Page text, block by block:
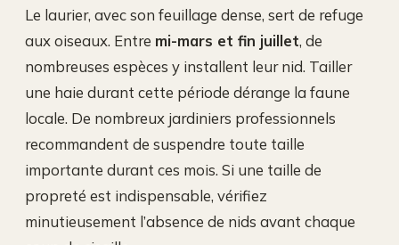
Le laurier, avec son feuillage dense, sert de refuge
aux oiseaux. Entre mi-mars et fin juillet, de
nombreuses espèces y installent leur nid. Tailler
une haie durant cette période dérange la faune
locale. De nombreux jardiniers professionnels
recommandent de suspendre toute taille
importante durant ces mois. Si une taille de
propreté est indispensable, vérifiez
minutieusement l’absence de nids avant chaque